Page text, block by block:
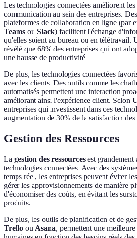
Les technologies connectées améliorent
communication au sein des entreprises.
plateformes de collaboration en ligne (par
Teams ou Slack) facilitent l'échange
qu'elles soient au bureau ou en télétravail.
révélé que 68% des entreprises qui ont
une hausse de productivité.
De plus, les technologies connectées
avec les clients. Des outils comme les
automatisés permettent une interaction
améliorant ainsi l'expérience client. Selon
entreprises qui investissent dans ces
augmentation de 30% de la satisfaction des
Gestion des Ressources
La gestion des ressources est grandement
technologies connectées. Avec des
temps réel, les entreprises peuvent éviter
gérer les approvisionnements de manière
d'économiser des coûts, en évitant les
produits.
De plus, les outils de planification et de
Trello ou Asana, permettent une